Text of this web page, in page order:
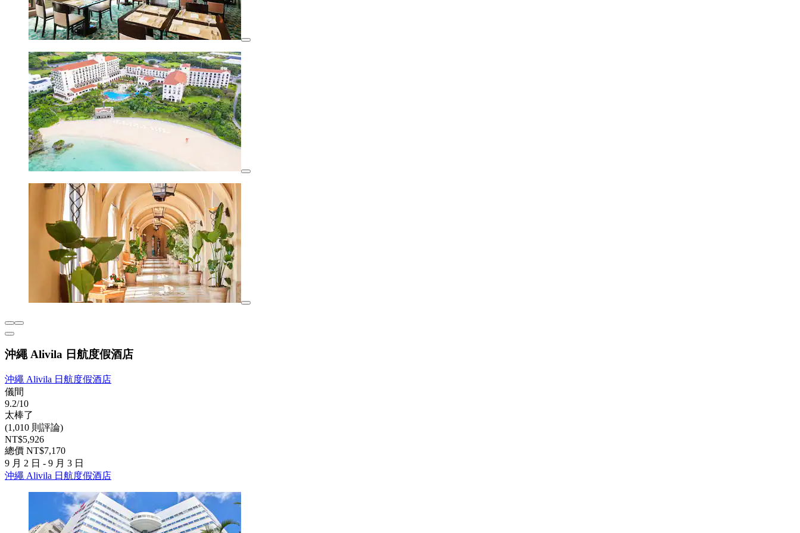
沖繩 Alivila 日航度假酒店
沖繩 Alivila 日航度假酒店
儀間
9.2/10
太棒了
(1,010 則評論)
NT$5,926
總價 NT$7,170
9 月 2 日 - 9 月 3 日
沖繩 Alivila 日航度假酒店